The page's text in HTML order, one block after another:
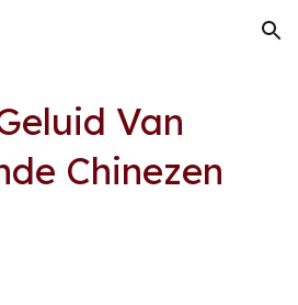
Skip to navigation
Van
Chinezen